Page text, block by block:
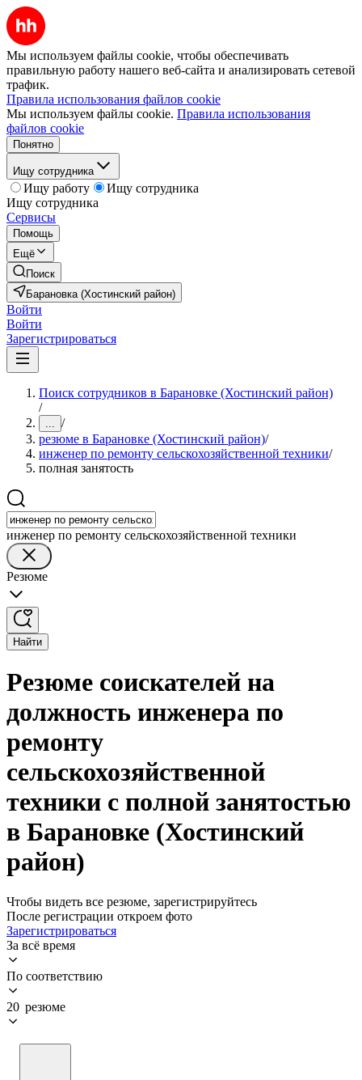
Мы используем файлы cookie, чтобы обеспечивать
правильную работу нашего веб-сайта и анализировать сетевой
трафик.
Правила использования файлов cookie
Мы используем файлы cookie. Правила использования
файлов cookie
Понятно
Ищу сотрудника
Ищу работу
Ищу сотрудника
Ищу сотрудника
Сервисы
Помощь
Ещё
Поиск
Барановка (Хостинский район)
Войти
Войти
Зарегистрироваться
Поиск сотрудников в Барановке (Хостинский район)
/
... /
резюме в Барановке (Хостинский район)/
инженер по ремонту сельскохозяйственной техники/
полная занятость
инженер по ремонту сельскохозяйственной техники
Резюме
Найти
Резюме соискателей на
должность инженера по
ремонту
сельскохозяйственной
техники с полной занятостью
в Барановке (Хостинский
район)
Чтобы видеть все резюме, зарегистрируйтесь
После регистрации откроем фото
Зарегистрироваться
За всё время
По соответствию
20 резюме